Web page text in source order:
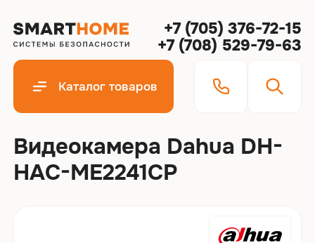
+7 (705) 376-72-15
+7 (708) 529-79-63
Каталог товаров
Видеокамера Dahua DH-
HAC-ME2241CP